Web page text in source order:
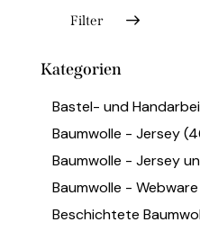
Filter
Kategorien
Bastel- und
Baumwolle - Jersey
Baumwolle - Jersey
Baumwolle - Webware
Beschichtete